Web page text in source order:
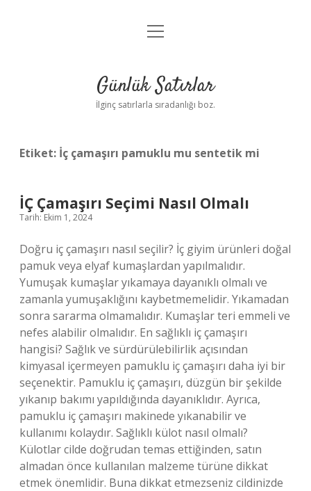
Anasayfa
Yasal Uyarı
menüyü
Günlük Satırlar
İlginç satırlarla sıradanlığı boz.
Etiket: İç çamaşırı pamuklu mu sentetik mi
İÇ Çamaşırı Seçimi Nasıl Olmalı
Tarih: Ekim 1, 2024
Doğru iç çamaşırı nasıl seçilir? İç giyim ürünleri doğal
pamuk veya elyaf kumaşlardan yapılmalıdır.
Yumuşak kumaşlar yıkamaya dayanıklı olmalı ve
zamanla yumuşaklığını kaybetmemelidir. Yıkamadan
sonra sararma olmamalıdır. Kumaşlar teri emmeli ve
nefes alabilir olmalıdır. En sağlıklı iç çamaşırı
hangisi? Sağlık ve sürdürülebilirlik açısından
kimyasal içermeyen pamuklu iç çamaşırı daha iyi bir
seçenektir. Pamuklu iç çamaşırı, düzgün bir şekilde
yıkanıp bakımı yapıldığında dayanıklıdır. Ayrıca,
pamuklu iç çamaşırı makinede yıkanabilir ve
kullanımı kolaydır. Sağlıklı külot nasıl olmalı?
Külotlar cilde doğrudan temas ettiğinden, satın
almadan önce kullanılan malzeme türüne dikkat
etmek önemlidir. Buna dikkat etmezseniz cildinizde